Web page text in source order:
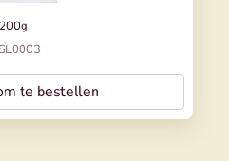
te bestellen